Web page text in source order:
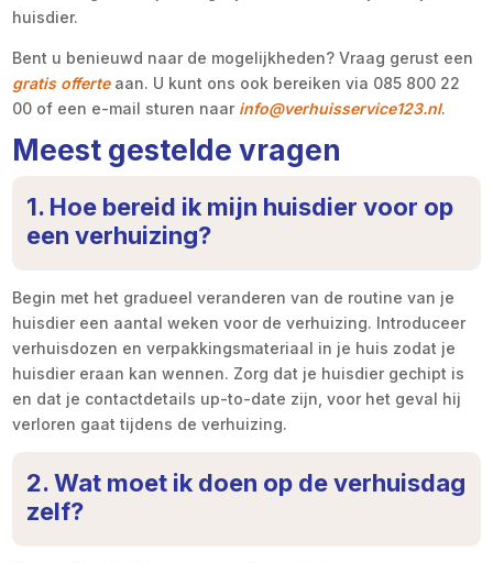
huisdier.
Bent u benieuwd naar de mogelijkheden? Vraag gerust een
gratis offerteaan. U kunt ons ook bereiken via 085 800 22
00 of een e-mail sturen naar info@verhuisservice123.nl.
Meest gestelde vragen
1. Hoe bereid ik mijn huisdier voor op
een verhuizing?
Begin met het gradueel veranderen van de routine van je
huisdier een aantal weken voor de verhuizing. Introduceer
verhuisdozen en verpakkingsmateriaal in je huis zodat je
huisdier eraan kan wennen. Zorg dat je huisdier gechipt is
en dat je contactdetails up-to-date zijn, voor het geval hij
verloren gaat tijdens de verhuizing.
2. Wat moet ik doen op de verhuisdag
zelf?